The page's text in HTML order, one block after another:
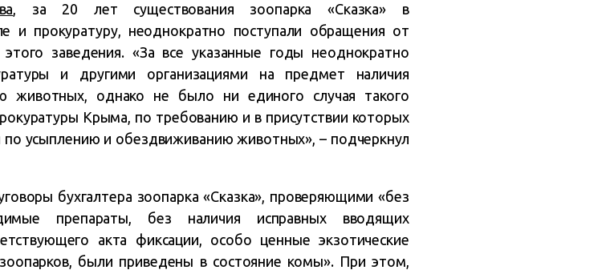
, за 20 лет существования зоопарка «Сказка» в
и прокуратуру, неоднократно поступали обращения от
заведения. «За все указанные годы неоднократно
и другими организациями на предмет наличия
животных, однако не было ни единого случая такого
Крыма, по требованию и в присутствии которых
усыплению и обездвиживанию животных», – подчеркнул
бухгалтера зоопарка «Сказка», проверяющими «без
препараты, без наличия исправных вводящих
акта фиксации, особо ценные экзотические
были приведены в состояние комы». При этом,